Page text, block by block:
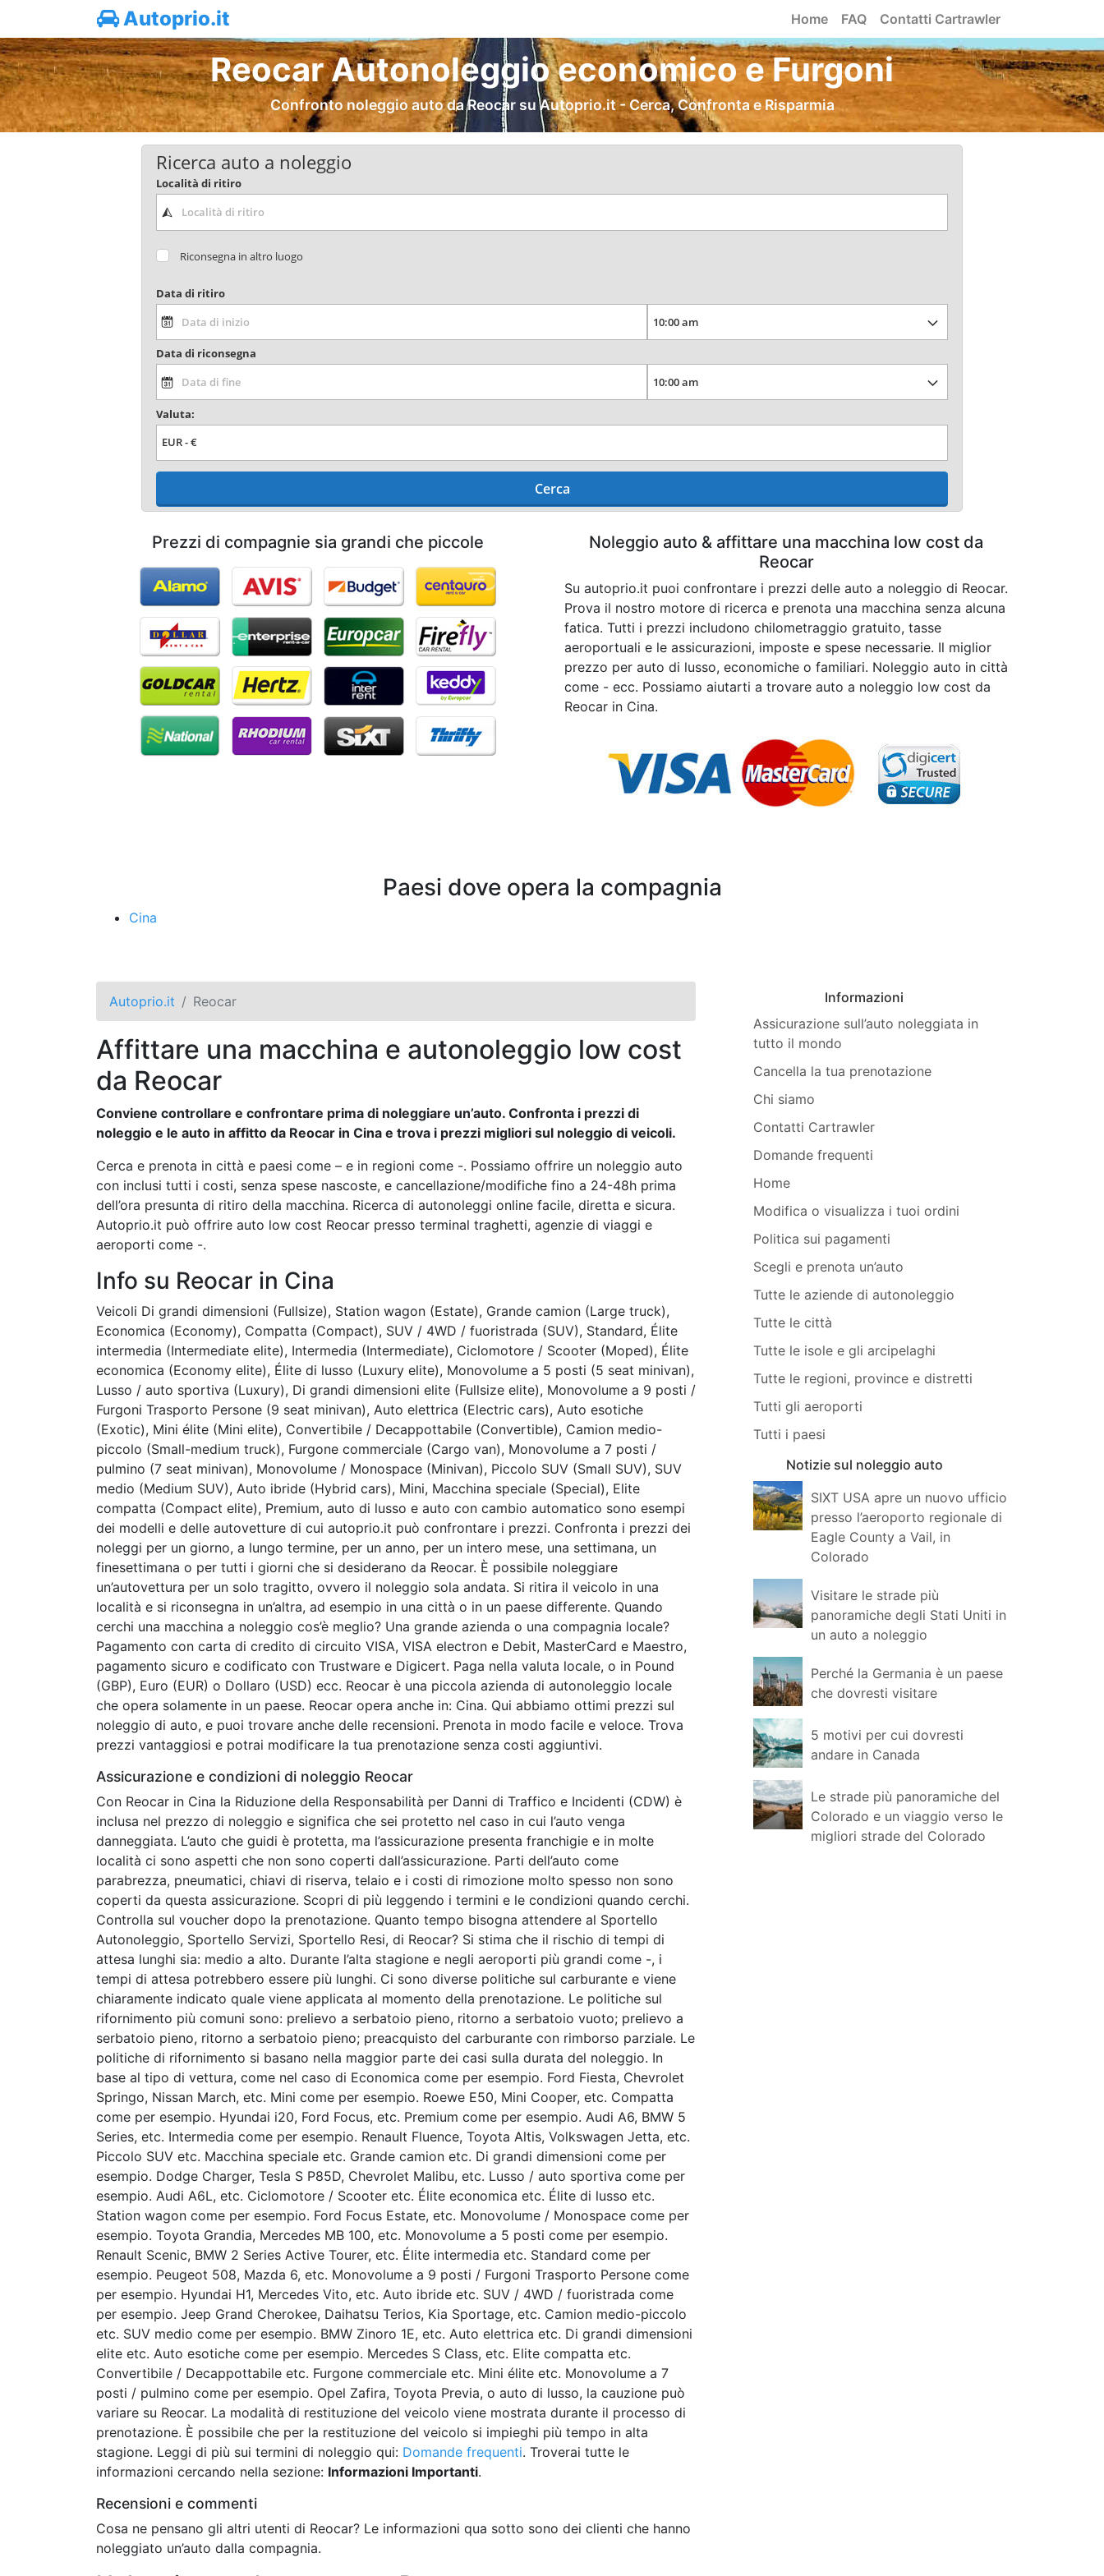
Autoprio.it Home FAQ Contatti Cartrawler
Reocar Autonoleggio economico e Furgoni
Confronto noleggio auto da Reocar su Autoprio.it - Cerca, Confronta e Risparmia
Ricerca auto a noleggio
Località di ritiro
Riconsegna in altro luogo
Data di ritiro
Data di riconsegna
Valuta:
Cerca
Prezzi di compagnie sia grandi che piccole
Noleggio auto & affittare una macchina low cost da
Reocar
Su autoprio.it puoi confrontare i prezzi delle auto a noleggio di Reocar.
Prova il nostro motore di ricerca e prenota una macchina senza alcuna
fatica. Tutti i prezzi includono chilometraggio gratuito, tasse
aeroportuali e le assicurazioni, imposte e spese necessarie. Il miglior
prezzo per auto di lusso, economiche o familiari. Noleggio auto in città
come - ecc. Possiamo aiutarti a trovare auto a noleggio low cost da
Reocar in Cina.
Paesi dove opera la compagnia
Cina
Autoprio.it Reocar
Affittare una macchina e autonoleggio low cost
da Reocar
Conviene controllare e confrontare prima di noleggiare un’auto. Confronta i prezzi di
noleggio e le auto in affitto da Reocar in Cina e trova i prezzi migliori sul noleggio di veicoli.
Cerca e prenota in città e paesi come – e in regioni come -. Possiamo offrire un noleggio auto
con inclusi tutti i costi, senza spese nascoste, e cancellazione/modifiche fino a 24-48h prima
dell’ora presunta di ritiro della macchina. Ricerca di autonoleggi online facile, diretta e sicura.
Autoprio.it può offrire auto low cost Reocar presso terminal traghetti, agenzie di viaggi e
aeroporti come -.
Info su Reocar in Cina
Veicoli Di grandi dimensioni (Fullsize), Station wagon (Estate), Grande camion (Large truck),
Economica (Economy), Compatta (Compact), SUV / 4WD / fuoristrada (SUV), Standard, Élite
intermedia (Intermediate elite), Intermedia (Intermediate), Ciclomotore / Scooter (Moped), Élite
economica (Economy elite), Élite di lusso (Luxury elite), Monovolume a 5 posti (5 seat minivan),
Lusso / auto sportiva (Luxury), Di grandi dimensioni elite (Fullsize elite), Monovolume a 9 posti /
Furgoni Trasporto Persone (9 seat minivan), Auto elettrica (Electric cars), Auto esotiche
(Exotic), Mini élite (Mini elite), Convertibile / Decappottabile (Convertible), Camion medio-
piccolo (Small-medium truck), Furgone commerciale (Cargo van), Monovolume a 7 posti /
pulmino (7 seat minivan), Monovolume / Monospace (Minivan), Piccolo SUV (Small SUV), SUV
medio (Medium SUV), Auto ibride (Hybrid cars), Mini, Macchina speciale (Special), Elite
compatta (Compact elite), Premium, auto di lusso e auto con cambio automatico sono esempi
dei modelli e delle autovetture di cui autoprio.it può confrontare i prezzi. Confronta i prezzi dei
noleggi per un giorno, a lungo termine, per un anno, per un intero mese, una settimana, un
finesettimana o per tutti i giorni che si desiderano da Reocar. È possibile noleggiare
un’autovettura per un solo tragitto, ovvero il noleggio sola andata. Si ritira il veicolo in una
località e si riconsegna in un’altra, ad esempio in una città o in un paese differente. Quando
cerchi una macchina a noleggio cos’è meglio? Una grande azienda o una compagnia locale?
Pagamento con carta di credito di circuito VISA, VISA electron e Debit, MasterCard e Maestro,
pagamento sicuro e codificato con Trustware e Digicert. Paga nella valuta locale, o in Pound
(GBP), Euro (EUR) o Dollaro (USD) ecc. Reocar è una piccola azienda di autonoleggio locale
che opera solamente in un paese. Reocar opera anche in: Cina. Qui abbiamo ottimi prezzi sul
noleggio di auto, e puoi trovare anche delle recensioni. Prenota in modo facile e veloce. Trova
prezzi vantaggiosi e potrai modificare la tua prenotazione senza costi aggiuntivi.
Assicurazione e condizioni di noleggio Reocar
Con Reocar in Cina la Riduzione della Responsabilità per Danni di Traffico e Incidenti (CDW) è
inclusa nel prezzo di noleggio e significa che sei protetto nel caso in cui l’auto venga
danneggiata. L’auto che guidi è protetta, ma l’assicurazione presenta franchigie e in molte
località ci sono aspetti che non sono coperti dall’assicurazione. Parti dell’auto come
parabrezza, pneumatici, chiavi di riserva, telaio e i costi di rimozione molto spesso non sono
coperti da questa assicurazione. Scopri di più leggendo i termini e le condizioni quando cerchi.
Controlla sul voucher dopo la prenotazione. Quanto tempo bisogna attendere al Sportello
Autonoleggio, Sportello Servizi, Sportello Resi, di Reocar? Si stima che il rischio di tempi di
attesa lunghi sia: medio a alto. Durante l’alta stagione e negli aeroporti più grandi come -, i
tempi di attesa potrebbero essere più lunghi. Ci sono diverse politiche sul carburante e viene
chiaramente indicato quale viene applicata al momento della prenotazione. Le politiche sul
rifornimento più comuni sono: prelievo a serbatoio pieno, ritorno a serbatoio vuoto; prelievo a
serbatoio pieno, ritorno a serbatoio pieno; preacquisto del carburante con rimborso parziale. Le
politiche di rifornimento si basano nella maggior parte dei casi sulla durata del noleggio. In
base al tipo di vettura, come nel caso di Economica come per esempio. Ford Fiesta, Chevrolet
Springo, Nissan March, etc. Mini come per esempio. Roewe E50, Mini Cooper, etc. Compatta
come per esempio. Hyundai i20, Ford Focus, etc. Premium come per esempio. Audi A6, BMW 5
Series, etc. Intermedia come per esempio. Renault Fluence, Toyota Altis, Volkswagen Jetta, etc.
Piccolo SUV etc. Macchina speciale etc. Grande camion etc. Di grandi dimensioni come per
esempio. Dodge Charger, Tesla S P85D, Chevrolet Malibu, etc. Lusso / auto sportiva come per
esempio. Audi A6L, etc. Ciclomotore / Scooter etc. Élite economica etc. Élite di lusso etc.
Station wagon come per esempio. Ford Focus Estate, etc. Monovolume / Monospace come per
esempio. Toyota Grandia, Mercedes MB 100, etc. Monovolume a 5 posti come per esempio.
Renault Scenic, BMW 2 Series Active Tourer, etc. Élite intermedia etc. Standard come per
esempio. Peugeot 508, Mazda 6, etc. Monovolume a 9 posti / Furgoni Trasporto Persone come
per esempio. Hyundai H1, Mercedes Vito, etc. Auto ibride etc. SUV / 4WD / fuoristrada come
per esempio. Jeep Grand Cherokee, Daihatsu Terios, Kia Sportage, etc. Camion medio-piccolo
etc. SUV medio come per esempio. BMW Zinoro 1E, etc. Auto elettrica etc. Di grandi dimensioni
elite etc. Auto esotiche come per esempio. Mercedes S Class, etc. Elite compatta etc.
Convertibile / Decappottabile etc. Furgone commerciale etc. Mini élite etc. Monovolume a 7
posti / pulmino come per esempio. Opel Zafira, Toyota Previa, o auto di lusso, la cauzione può
variare su Reocar. La modalità di restituzione del veicolo viene mostrata durante il processo di
prenotazione. È possibile che per la restituzione del veicolo si impieghi più tempo in alta
stagione. Leggi di più sui termini di noleggio qui: Domande frequenti. Troverai tutte le
informazioni cercando nella sezione: Informazioni Importanti.
Recensioni e commenti
Cosa ne pensano gli altri utenti di Reocar? Le informazioni qua sotto sono dei clienti che hanno
noleggiato un’auto dalla compagnia.
Informazioni
Assicurazione sull’auto noleggiata in
tutto il mondo
Cancella la tua prenotazione
Chi siamo
Contatti Cartrawler
Domande frequenti
Home
Modifica o visualizza i tuoi ordini
Politica sui pagamenti
Scegli e prenota un’auto
Tutte le aziende di autonoleggio
Tutte le città
Tutte le isole e gli arcipelaghi
Tutte le regioni, province e distretti
Tutti gli aeroporti
Tutti i paesi
Notizie sul noleggio auto
SIXT USA apre un nuovo ufficio
presso l’aeroporto regionale di
Eagle County a Vail, in
Colorado
Visitare le strade più
panoramiche degli Stati Uniti in
un auto a noleggio
Perché la Germania è un paese
che dovresti visitare
5 motivi per cui dovresti
andare in Canada
Le strade più panoramiche del
Colorado e un viaggio verso le
migliori strade del Colorado